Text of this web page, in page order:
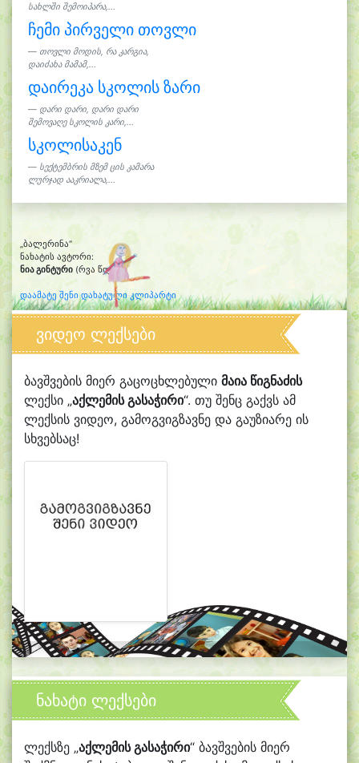
სახლში შემოიპარა,...
ჩემი პირველი თოვლი
თოვლი მოდის, რა კარგია,
დაიძახა მამამ,...
დაირეკა სკოლის ზარი
დარი დარი, დარი დარი
შემოვაღე სკოლის კარი,...
სკოლისაკენ
სექტემბრის მზემ ცის კამარა
ლურჯად ააკრიალა,...
„ბალერინა“
ნახატის ავტორი:
ნია გინტური (რვა წლის)
დაამატე შენი დახატული კლიპარტი
ვიდეო ლექსები
ბავშვების მიერ გაცოცხლებული მაია წიგნაძის
ლექსი „აქლემის გასაჭირი“. თუ შენც გაქვს ამ
ლექსის ვიდეო, გამოგვიგზავნე და გაუზიარე ის
სხვებსაც!
ნახატი ლექსები
ლექსზე „აქლემის გასაჭირი“ ბავშვების მიერ